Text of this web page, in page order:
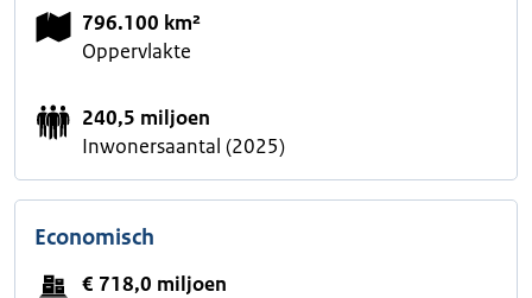
796.100 km²
Oppervlakte
240,5 miljoen
Inwonersaantal (2025)
Economisch
€ 718,0 miljoen